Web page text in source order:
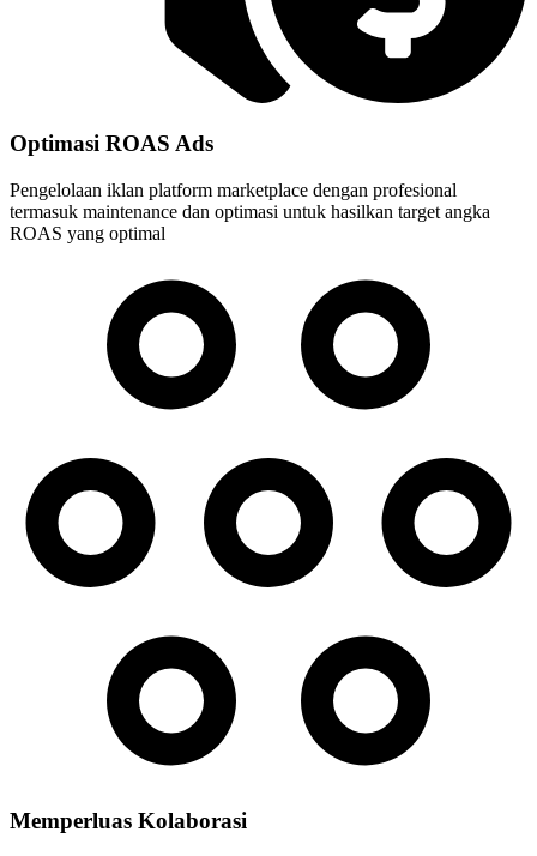
Optimasi ROAS Ads
Pengelolaan iklan platform marketplace dengan profesional
termasuk maintenance dan optimasi untuk hasilkan target angka
ROAS yang optimal
Memperluas Kolaborasi